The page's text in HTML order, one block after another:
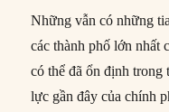
Những vẫn có những
các thành phố lớn nhất
có thể đã ổn định trong
lực gần đây của chính